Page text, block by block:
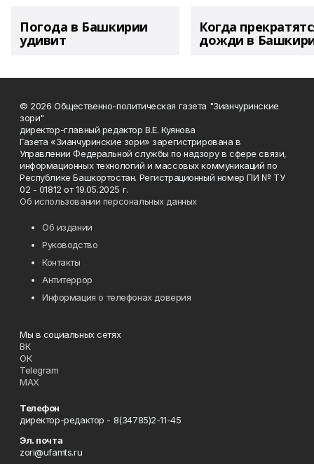
Погода в Башкирии
удивит
Когда
дожди в
© 2026 Общественно-политическая газета "Зианчуринские
зори"
директор-главный редактор В.Е. Куянова
Газета «Зианчуринские зори» зарегистрирована в
Управлении Федеральной службы по надзору в сфере связи,
информационных технологий и массовых коммуникаций по
Республике Башкортостан. Регистрационный номер ПИ № ТУ
02 - 01812 от 19.05.2025 г.
Об использовании персональных данных
Об издании
Руководство
Контакты
Антитеррор
Информация о телефонах доверия
Мы в социальных сетях
ВК
ОК
Telegram
MAX
Телефон
директор-редактор - 8(34785)2-11-45
Эл. почта
zori@ufamts.ru